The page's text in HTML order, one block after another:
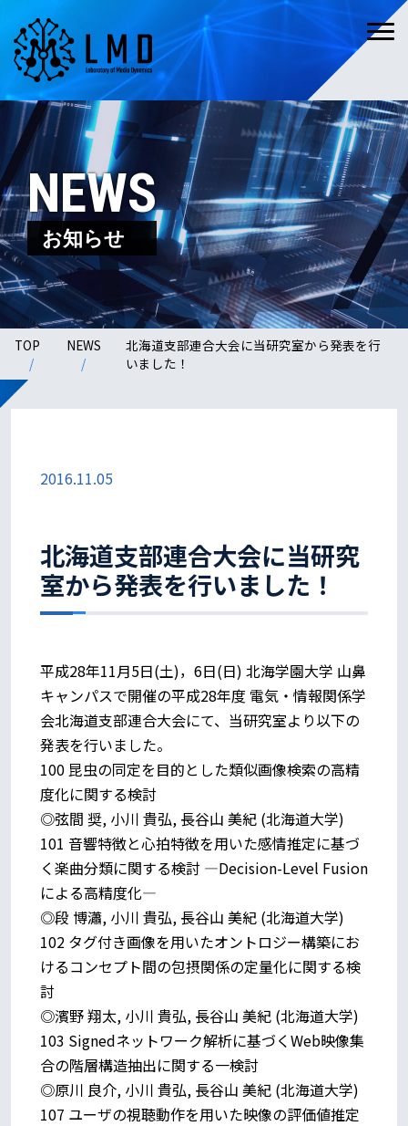
NEWS
お知らせ
TOP NEWS
北海道支部連合大会に当研究室から発表を行
いました！
2016.11.05
北海道支部連合大会に当研究
室から発表を行いました！
平成28年11月5日(土)，6日(日) 北海学園大学 山鼻
キャンパスで開催の平成28年度 電気・情報関係学
会北海道支部連合大会にて、当研究室より以下の
発表を行いました。
100 昆虫の同定を目的とした類似画像検索の高精
度化に関する検討
◎弦間 奨, 小川 貴弘, 長谷山 美紀 (北海道大学)
101 音響特徴と心拍特徴を用いた感情推定に基づ
く楽曲分類に関する検討 —Decision-Level Fusion
による高精度化—
◎段 博瀟, 小川 貴弘, 長谷山 美紀 (北海道大学)
102 タグ付き画像を用いたオントロジー構築にお
けるコンセプト間の包摂関係の定量化に関する検
討
◎濱野 翔太, 小川 貴弘, 長谷山 美紀 (北海道大学)
103 Signedネットワーク解析に基づくWeb映像集
合の階層構造抽出に関する一検討
◎原川 良介, 小川 貴弘, 長谷山 美紀 (北海道大学)
107 ユーザの視聴動作を用いた映像の評価値推定